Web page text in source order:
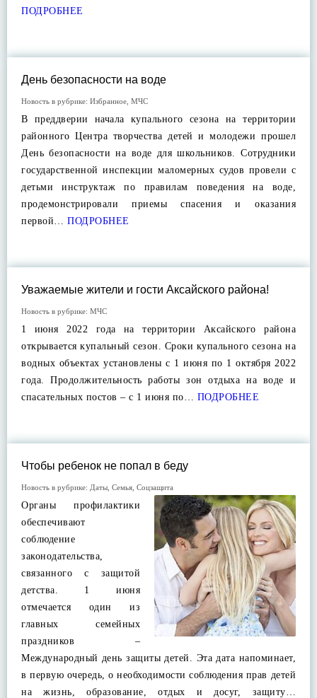
ПОДРОБНЕЕ
День безопасности на воде
Новость в рубрике: Избранное МЧС
В преддверии начала купального сезона на территории
районного Центра творчества детей и молодежи прошел
День безопасности на воде для школьников. Сотрудники
государственной инспекции маломерных судов провели с
детьми инструктаж по правилам поведения на воде,
продемонстрировали приемы спасения и оказания
первой… ПОДРОБНЕЕ
Уважаемые жители и гости Аксайского района!
Новость в рубрике: МЧС
1 июня 2022 года на территории Аксайского района
открывается купальный сезон. Сроки купального сезона на
водных объектах установлены с 1 июня по 1 октября 2022
года. Продолжительность работы зон отдыха на воде и
спасательных постов – с 1 июня по… ПОДРОБНЕЕ
Чтобы ребенок не попал в беду
Новость в рубрике: Даты Семья Соцзащита
Органы профилактики
обеспечивают
соблюдение
законодательства,
связанного с защитой
детства. 1 июня
отмечается один из
главных семейных
праздников –
Международный день защиты детей. Эта дата напоминает,
в первую очередь, о необходимости соблюдения прав детей
на жизнь, образование, отдых и досуг, защиту…